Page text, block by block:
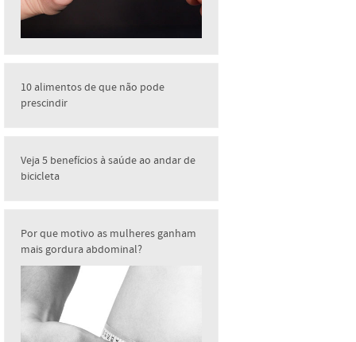
10 alimentos de que não pode
prescindir
Veja 5 benefícios à saúde ao andar de
bicicleta
Por que motivo as mulheres ganham
mais gordura abdominal?